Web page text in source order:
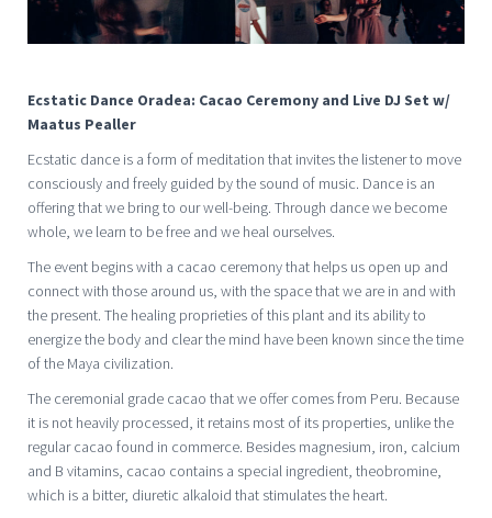
Ecstatic Dance Oradea: Cacao Ceremony and Live DJ Set w/
Maatus Pealler
Ecstatic dance is a form of meditation that invites the listener to move
consciously and freely guided by the sound of music. Dance is an
offering that we bring to our well-being. Through dance we become
whole, we learn to be free and we heal ourselves.
The event begins with a cacao ceremony that helps us open up and
connect with those around us, with the space that we are in and with
the present. The healing proprieties of this plant and its ability to
energize the body and clear the mind have been known since the time
of the Maya civilization.
The ceremonial grade cacao that we offer comes from Peru. Because
it is not heavily processed, it retains most of its properties, unlike the
regular cacao found in commerce. Besides magnesium, iron, calcium
and B vitamins, cacao contains a special ingredient, theobromine,
which is a bitter, diuretic alkaloid that stimulates the heart.